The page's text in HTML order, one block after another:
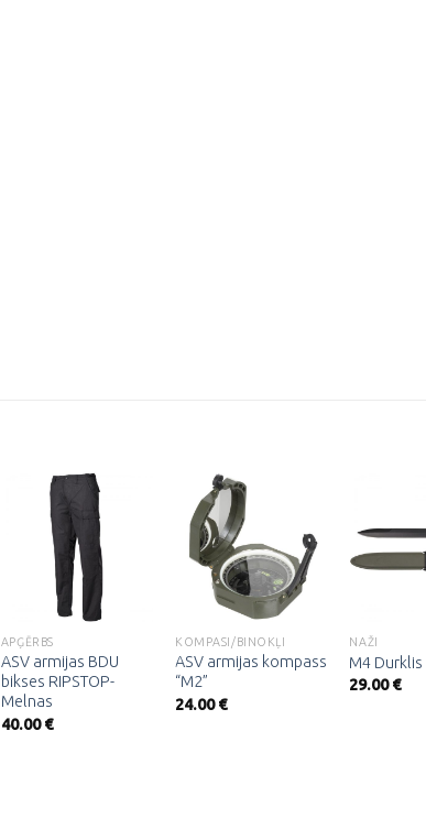
Pievienot
sarakstam
APĢĒRBS
ASV armijas BDU
bikses RIPSTOP-
Melnas
40.00€
Pievienot
vēlmju
sarakstam
KOMPASI/BINOKĻI
ASV armijas kompass
“M2”
24.00€
NAŽI
M4 Durklis
29.00€